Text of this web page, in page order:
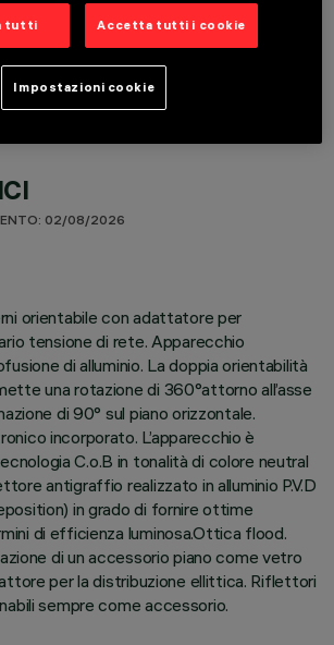
OPZIONALI
02/08/2026
orientabile con adattatore per
tensione di rete. Apparecchio
di alluminio. La doppia orientabilità
una rotazione di 360°attorno all’asse
di 90° sul piano orizzontale.
incorporato. L’apparecchio è
C.o.B in tonalità di colore neutral
antigraffio realizzato in alluminio P.V.D
in grado di fornire ottime
di efficienza luminosa.Ottica flood.
di un accessorio piano come vetro
per la distribuzione ellittica. Riflettori
sempre come accessorio.
tutti Accetta tutti i cookie
Impostazioni cookie